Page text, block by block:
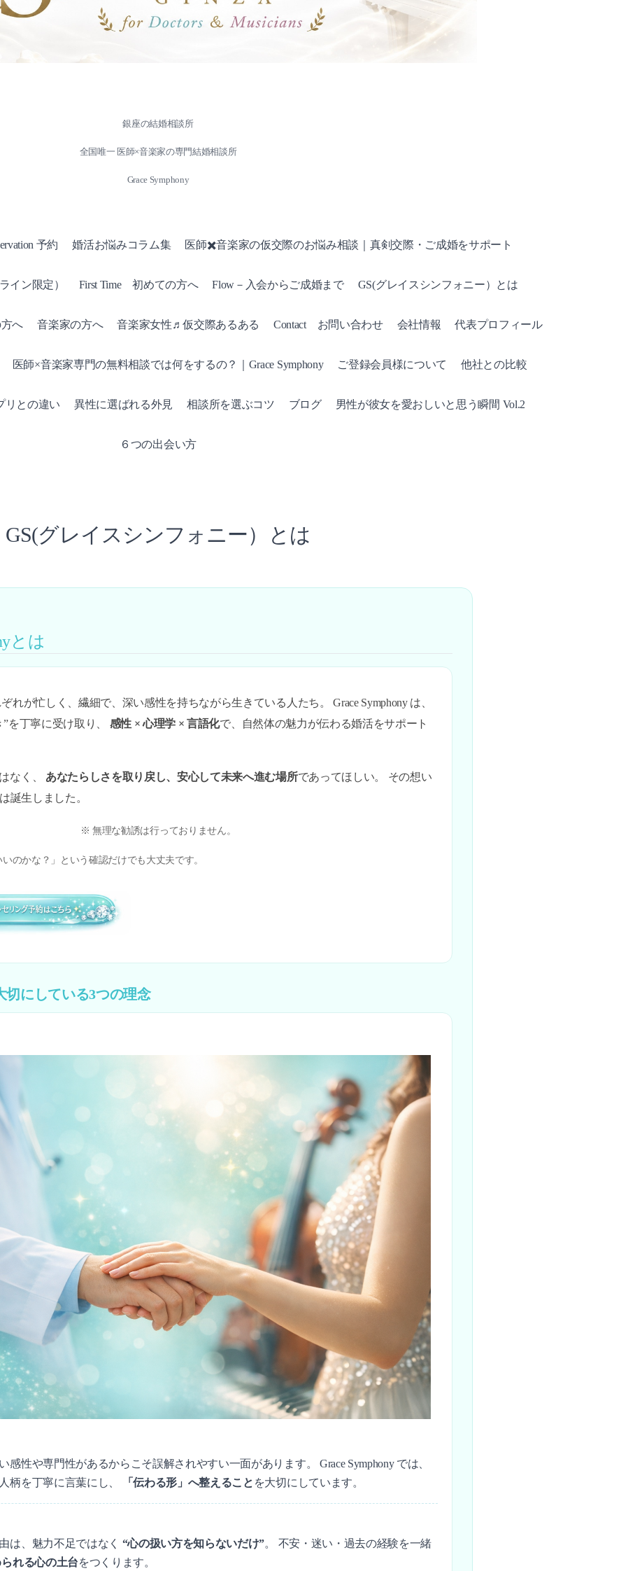
銀座の結婚相談所
全国唯一 医師×音楽家の専門結婚相談所
Grace Symphony
予約 婚活お悩みコラム集 医師✖️音楽家の仮交際のお悩み相談｜真剣交際・ご成婚をサポート
イン限定） First Time 初めての方へ Flow－入会からご成婚まで GS(グレイスシンフォニー）とは
へ 音楽家の方へ 音楽家女性♬仮交際あるある Contact お問い合わせ 会社情報 代表プロフィール
医師×音楽家専門の無料相談では何をするの？｜Grace Symphony ご登録会員様について 他社との比較
リとの違い 異性に選ばれる外見 相談所を選ぶコツ ブログ 男性が彼女を愛おしいと思う瞬間 Vol.2
６つの出会い方
GS(グレイスシンフォニー）とは
とは
が忙しく、繊細で、深い感性を持ちながら生きている人たち。 Grace Symphony は、
を丁寧に受け取り、 感性 × 心理学 × 言語化で、自然体の魅力が伝わる婚活をサポート
なく、 あなたらしさを取り戻し、安心して未来へ進む場所であってほしい。 その想い
誕生しました。
※ 無理な勧誘は行っておりません。
のかな？」という確認だけでも大丈夫です。
切にしている3つの理念
感性や専門性があるからこそ誤解されやすい一面があります。 Grace Symphony では、
柄を丁寧に言葉にし、
「伝わる形」へ整えること を大切にしています。
は、魅力不足ではなく “心の扱い方を知らないだけ”。 不安・迷い・過去の経験を一緒
れる心の土台をつくります。